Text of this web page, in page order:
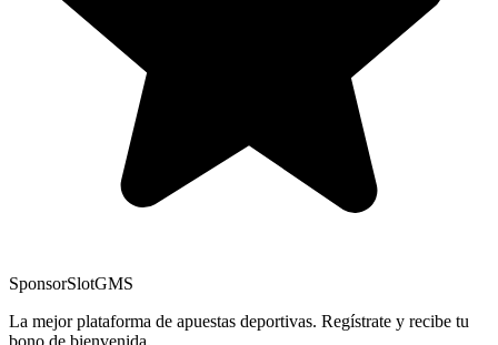
SponsorSlotGMS
La mejor plataforma de apuestas deportivas. Regístrate y recibe tu